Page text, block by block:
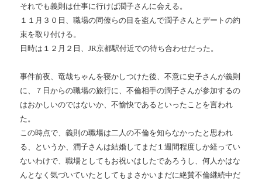
それでも義則は仕事に行けば潤子さんに会える。
１１月３０日、職場の同僚らの目を盗んで潤子さんとデートの約
束を取り付ける。
日時は１２月２日、JR京都駅付近での待ち合わせだった。
事件前夜、竜哉ちゃんを寝かしつけた後、不意に史子さんが義則
に、７日からの職場の旅行に、不倫相手の潤子さんが参加するの
はおかしいのではないか、不愉快であるといったことを言われ
た。
この時点で、義則の職場は二人の不倫を知らなかったと思われ
る、というか、潤子さんは結婚してまだ１週間程度しか経ってい
ないわけで、職場としてもお祝いはしたであろうし、何人かはな
んとなく気づいていたとしてもまさかいまだに絶賛不倫継続中だ